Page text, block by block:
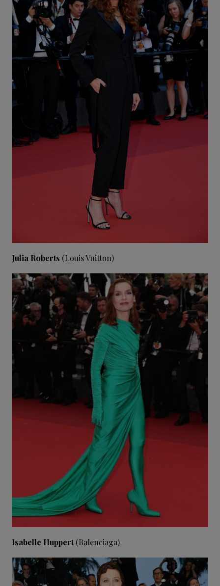
Julia Roberts (Louis Vuitton)
Isabelle Huppert(Balenciaga)